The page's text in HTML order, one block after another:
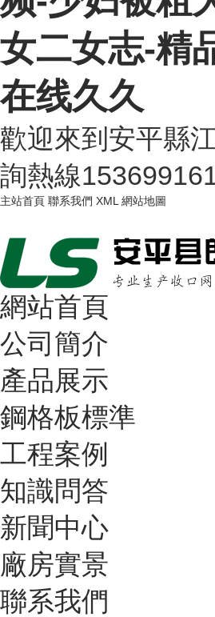
女二女志-精
在线久久
歡迎來到安平縣
詢熱線
主站首頁 聯系我們 XML 網站地圖
網站首頁
公司簡介
產品展示
鋼格板標準
工程案例
知識問答
新聞中心
廠房實景
聯系我們